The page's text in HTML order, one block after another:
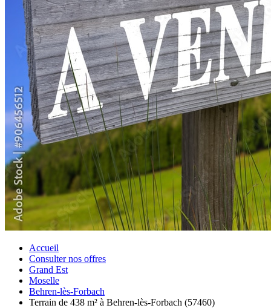
Accueil
Consulter nos offres
Grand Est
Moselle
Behren-lès-Forbach
Terrain de 438 m² à Behren-lès-Forbach (57460)